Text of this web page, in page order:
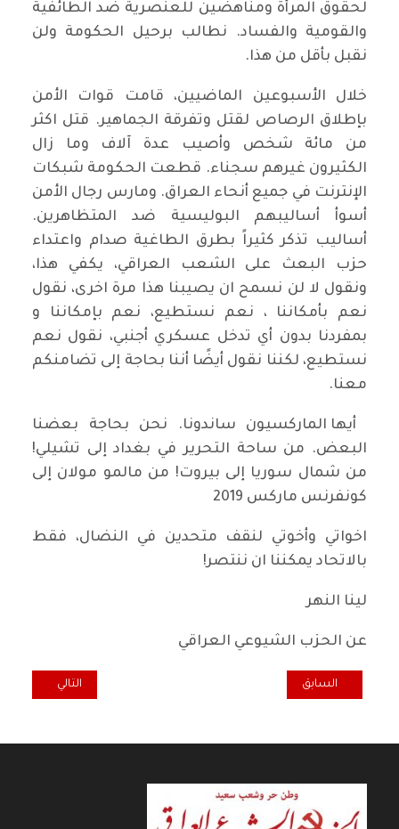
لحقوق المرأة ومناهضين للعنصرية ضد الطائفية
والقومية والفساد. ‎نطالب برحيل الحكومة ولن
نقبل بأقل من هذا.
‎خلال الأسبوعين الماضيين، قامت قوات الأمن
بإطلاق الرصاص لقتل وتفرقة الجماهير. قتل اكثر
من مائة شخص وأصيب عدة آلاف وما زال
الكثيرون غيرهم سجناء.‎ قطعت الحكومة شبكات
الإنترنت في جميع أنحاء العراق.‎ ومارس رجال الأمن
أسوأ أساليبهم البوليسية ضد المتظاهرين.
أساليب تذكر كثيراً بطرق الطاغية صدام واعتداء
حزب البعث على الشعب العراقي، يكفي هذا،
و‎نقول لا لن نسمح ان يصيبنا هذا مرة اخرى، ‎نقول
نعم بأمكاننا ، ‎نعم نستطيع، ‎نعم بإمكاننا و
بمفردنا بدون أي تدخل عسكري أجنبي، ‎نقول نعم
نستطيع، ‎لكننا نقول أيضًا أننا بحاجة إلى تضامنكم
معنا.
‎أيها الماركسيون ساندونا. نحن بحاجة بعضنا
البعض.‎ من ساحة التحرير في بغداد إلى تشيلي!
‎من شمال سوريا إلى بيروت! ‎من مالمو مولان إلى
كونفرنس ماركس 2019
‎اخواتي وأخوتي لنقف متحدين في النضال، فقط
بالاتحاد يمكننا ان ننتصر!
لينا النهر
عن الحزب الشيوعي العراقي
المقال السابق: وقفة تضامنية للجالية العراقية في جمهورية هنغاريا
السابق المقال التالي:
التالي